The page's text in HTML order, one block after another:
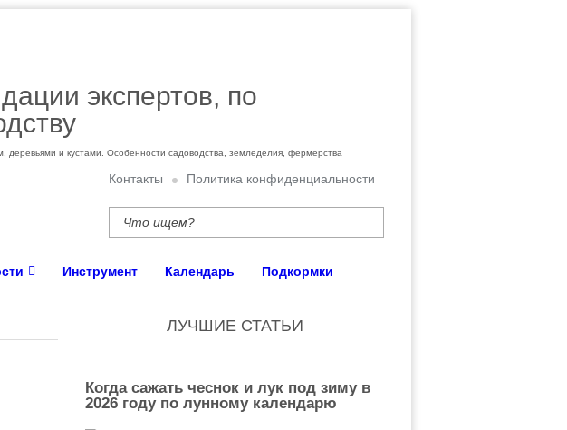
экспертов, по
и кустами. Особенности садоводства, земледелия, фермерства
Контакты Политика конфиденциальности
Инструмент Календарь Подкормки
ЛУЧШИЕ СТАТЬИ
Когда сажать чеснок и лук под зиму в
2026 году по лунному календарю